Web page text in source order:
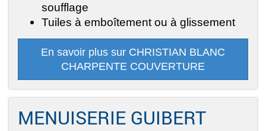
soufflage
Tuiles à emboîtement ou à glissement
En savoir plus sur CHRISTIAN BLANC
CHARPENTE COUVERTURE
MENUISERIE GUIBERT